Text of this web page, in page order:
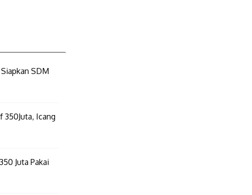
SDM
350Juta, Icang
Juta Pakai